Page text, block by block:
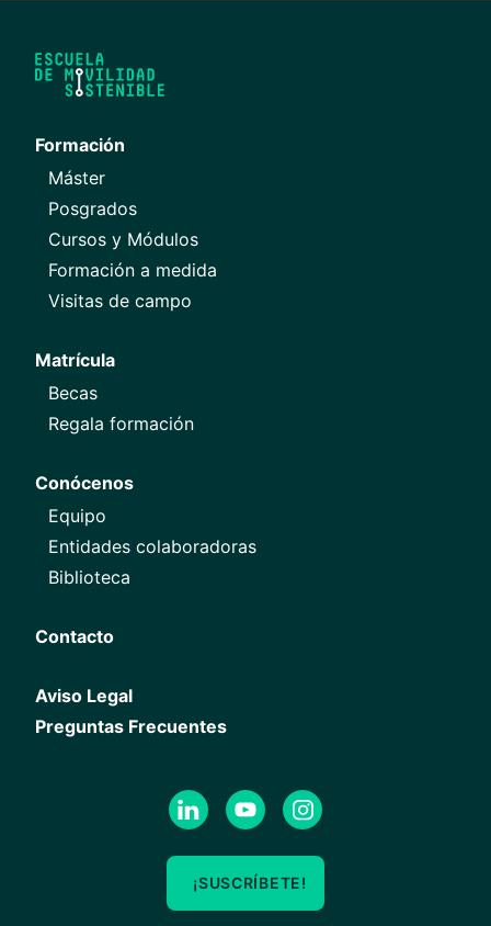
Formación
Máster
Posgrados
Cursos y Módulos
Formación a medida
Visitas de campo
Matrícula
Becas
Regala formación
Conócenos
Equipo
Entidades colaboradoras
Biblioteca
Contacto
Aviso Legal
Preguntas Frecuentes
¡SUSCRÍBETE!